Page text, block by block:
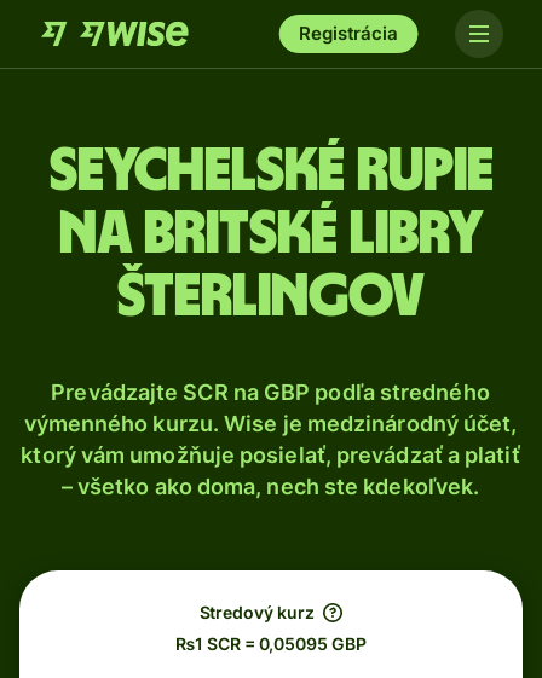
Registrácia
Seychelské rupie
na britské libry
šterlingov
Prevádzajte SCR na GBP podľa stredného
výmenného kurzu. Wise je medzinárodný účet,
ktorý vám umožňuje posielať, prevádzať a platiť
– všetko ako doma, nech ste kdekoľvek.
Stredový kurz
₨1 SCR = 0,05095 GBP